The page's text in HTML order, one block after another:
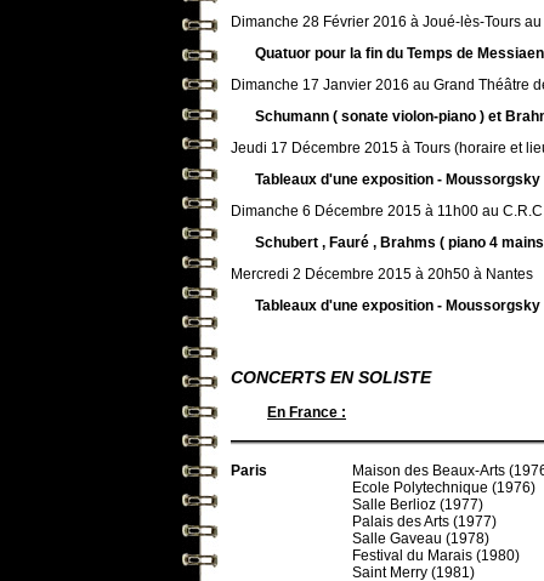
Dimanche 28 Février 2016 à Joué-lès-Tours
Quatuor pour la fin du Temps de Messiaen
Dimanche 17 Janvier 2016 au Grand Théâtre
Schumann ( sonate violon-piano ) et
Jeudi 17 Décembre 2015 à Tours (horaire et
Tableaux d'une exposition - Moussorgsky
Dimanche 6 Décembre 2015 à 11h00 au
Schubert , Fauré , Brahms ( piano 4
Mercredi 2 Décembre 2015 à 20h50 à Nantes
Tableaux d'une exposition - Moussorgsky
CONCERTS EN SOLISTE
En France :
Paris
Maison des Beaux-Arts
Ecole Polytechnique (1976)
Salle Berlioz (1977)
Palais des Arts (1977)
Salle Gaveau (1978)
Festival du Marais (1980)
Saint Merry (1981)